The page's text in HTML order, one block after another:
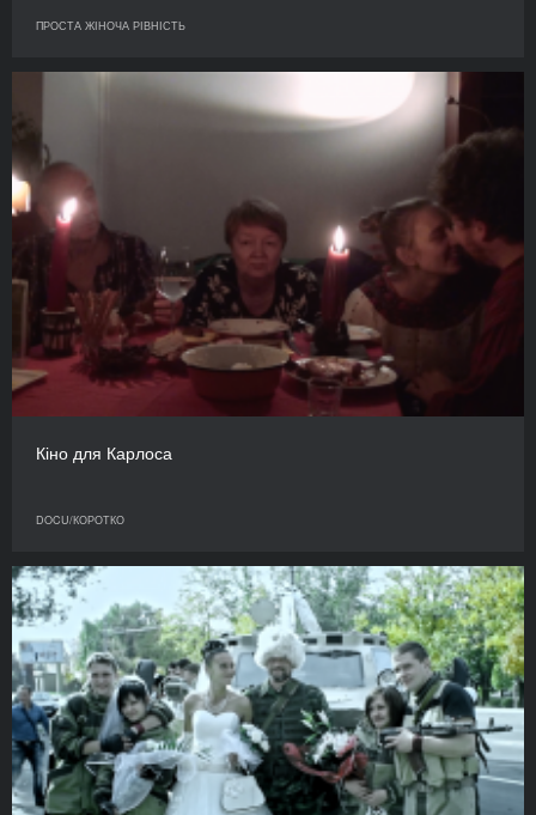
ПРОСТА ЖІНОЧА РІВНІСТЬ
Кіно для Карлоса
DOCU/КОРОТКО